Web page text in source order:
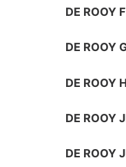
DE ROOY
DE ROOY
DE ROOY
DE ROOY
DE ROOY